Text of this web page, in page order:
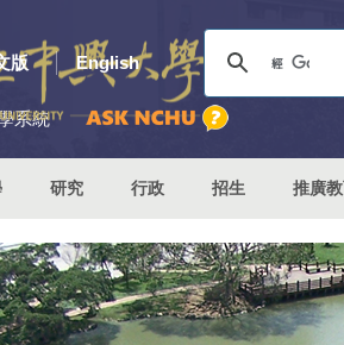
版 English
系統
研究 行政 招生 推廣